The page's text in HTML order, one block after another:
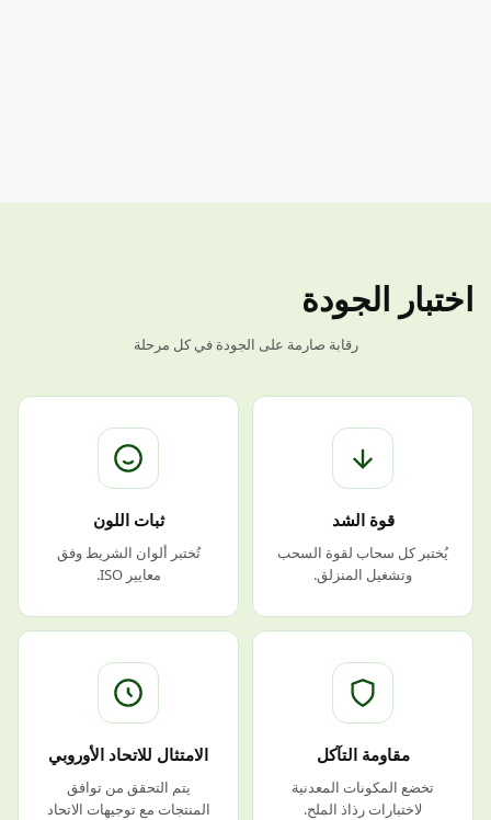
اختبار الجودة
رقابة صارمة على الجودة في كل مرحلة
قوة الشد
يُختبر كل سحاب لقوة السحب
وتشغيل المنزلق.
ثبات اللون
تُختبر ألوان الشريط وفق
معايير ISO.
مقاومة التآكل
تخضع المكونات المعدنية
لاختبارات رذاذ الملح.
الامتثال للاتحاد الأوروبي
يتم التحقق من توافق
المنتجات مع توجيهات الاتحاد